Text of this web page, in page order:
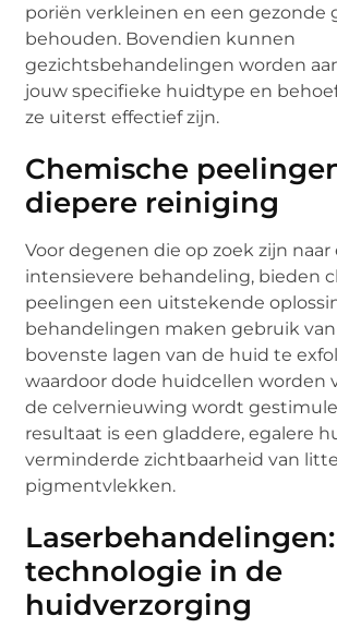
poriën verkleinen en een gezonde
behouden. Bovendien kunnen
gezichtsbehandelingen worden
jouw specifieke huidtype en
ze uiterst effectief zijn.
Chemische
diepere reiniging
Voor degenen die op zoek zijn naar
intensievere behandeling, bieden
peelingen een uitstekende
behandelingen maken gebruik
bovenste lagen van de huid te
waardoor dode huidcellen worden
de celvernieuwing wordt
resultaat is een gladdere, egalere
verminderde zichtbaarheid van
pigmentvlekken.
Laserbehandelingen:
technologie in de
huidverzorging